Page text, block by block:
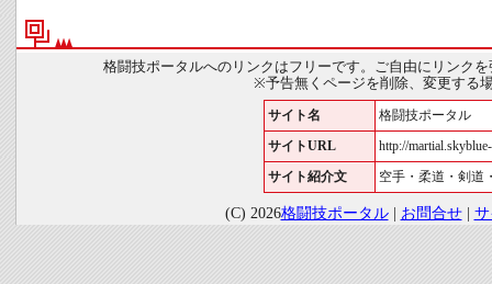
格闘技ポータルへのリンクはフリーです。ご自由にリンク
※予告無くページを削除、変更する
サイト名 格闘技ポータル
サイトURL http://
サイト紹介文 空手・柔道・剣道
(C) 2026格闘技ポータル| お問合せ|